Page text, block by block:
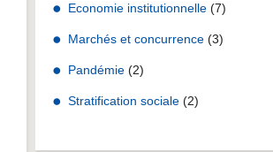
Economie institutionnelle (7)
Marchés et concurrence (3)
Pandémie (2)
Stratification sociale (2)